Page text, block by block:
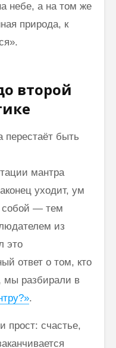
небе, а на том же
природа, к
второй
быть
мантра
уходит, ум
собой — тем
из
это
ответ о том, кто
мы разбирали в
.
прост: счастье,